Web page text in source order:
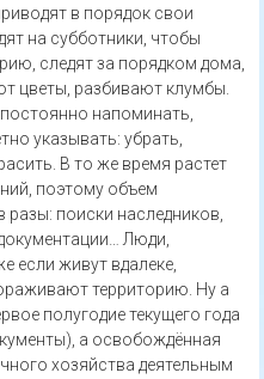
в порядок свои
на субботники, чтобы
следят за порядком дома,
цветы, разбивают клумбы.
напоминать,
указывать: убрать,
В то же время растет
поэтому объем
поиски наследников,
Люди,
живут вдалеке,
территорию. Ну а
полугодие текущего года
а освобождённая
хозяйства деятельным